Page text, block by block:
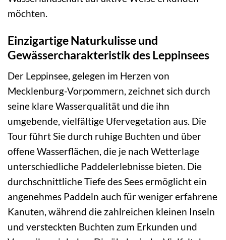
möchten.
Einzigartige Naturkulisse und
Gewässercharakteristik des Leppinsees
Der Leppinsee, gelegen im Herzen von
Mecklenburg-Vorpommern, zeichnet sich durch
seine klare Wasserqualität und die ihn
umgebende, vielfältige Ufervegetation aus. Die
Tour führt Sie durch ruhige Buchten und über
offene Wasserflächen, die je nach Wetterlage
unterschiedliche Paddelerlebnisse bieten. Die
durchschnittliche Tiefe des Sees ermöglicht ein
angenehmes Paddeln auch für weniger erfahrene
Kanuten, während die zahlreichen kleinen Inseln
und versteckten Buchten zum Erkunden und